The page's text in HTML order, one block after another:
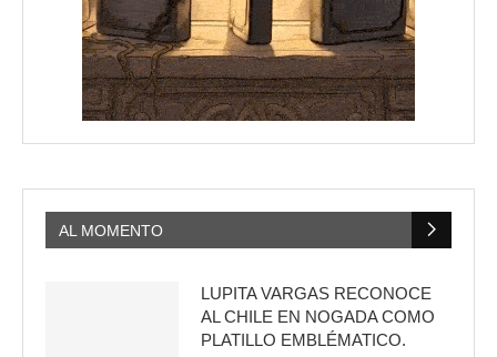
AL MOMENTO
LUPITA VARGAS RECONOCE
AL CHILE EN NOGADA COMO
PLATILLO EMBLÉMATICO.